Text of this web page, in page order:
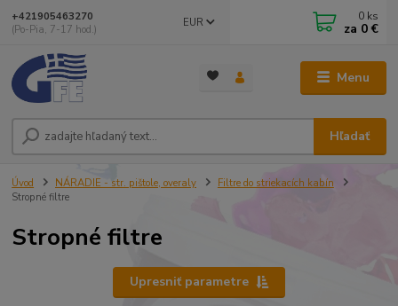
Menu
EUR
Hľadať
+421905463270
(Po-Pia, 7-17 hod.)
0 ks
za 0 €
Úvod NÁRADIE - str. pištole, overaly
Filtre do striekacích kabín
Stropné filtre
Stropné filtre
Upresniť parametre